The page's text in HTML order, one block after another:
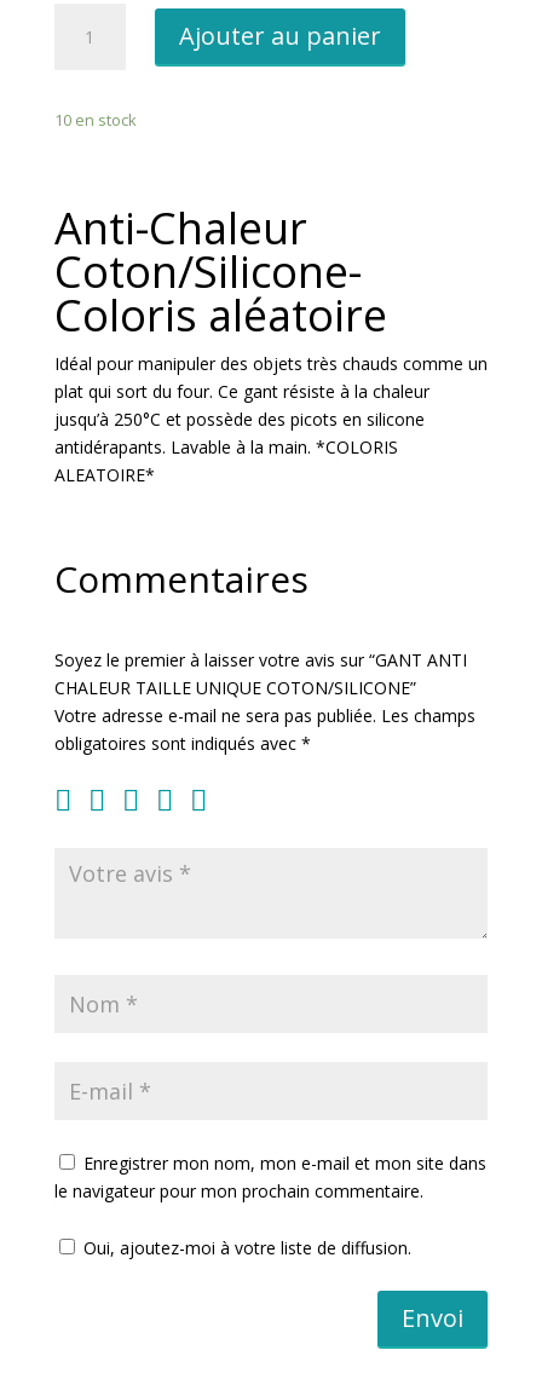
CHALEUR
COTON/SILICONE
Ajouter au panier
10 en stock
Anti-Chaleur
Coton/Silicone-
Coloris aléatoire
Idéal pour manipuler des objets très chauds comme un
plat qui sort du four. Ce gant résiste à la chaleur
jusqu’à 250°C et possède des picots en silicone
antidérapants. Lavable à la main. *COLORIS
ALEATOIRE*
Commentaires
Soyez le premier à laisser votre avis sur “GANT ANTI
CHALEUR TAILLE UNIQUE COTON/SILICONE”
Votre adresse e-mail ne sera pas publiée. Les champs
obligatoires sont indiqués avec *
Enregistrer mon nom, mon e-mail et mon site dans
le navigateur pour mon prochain commentaire.
Oui, ajoutez-moi à votre liste de diffusion.
Envoi